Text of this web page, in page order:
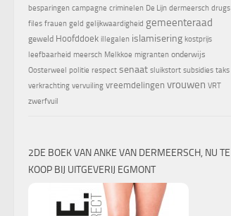
besparingen campagne criminelen De Lijn dermeersch drugs
files frauen geld gelijkwaardigheid gemeenteraad
geweld Hoofddoek illegalen islamisering kostprijs
leefbaarheid meersch Melkkoe migranten onderwijs
Oosterweel politie respect senaat sluikstort subsidies taks
verkrachting vervuiling vreemdelingen vrouwen VRT
zwerfvuil
2DE BOEK VAN ANKE VAN DERMEERSCH, NU TE
KOOP BIJ UITGEVERIJ EGMONT